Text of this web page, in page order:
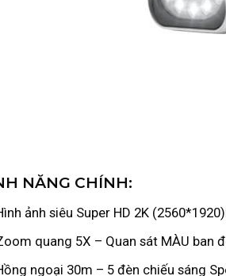
NĂNG CHÍNH:
ảnh siêu Super HD 2K
quang 5X – Quan sát MÀU ban
ngoại 30m – 5 đèn chiếu sáng